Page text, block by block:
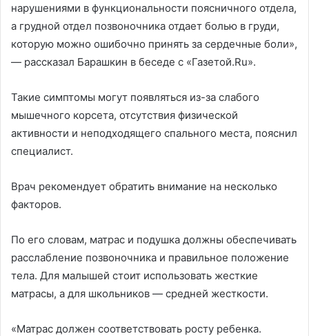
нарушениями в функциональности поясничного отдела,
а грудной отдел позвоночника отдает болью в груди,
которую можно ошибочно принять за сердечные боли»,
— рассказал Барашкин в беседе с «Газетой.Ru».
Такие симптомы могут появляться из-за слабого
мышечного корсета, отсутствия физической
активности и неподходящего спального места, пояснил
специалист.
Врач рекомендует обратить внимание на несколько
факторов.
По его словам, матрас и подушка должны обеспечивать
расслабление позвоночника и правильное положение
тела. Для малышей стоит использовать жесткие
матрасы, а для школьников — средней жесткости.
«Матрас должен соответствовать росту ребенка.